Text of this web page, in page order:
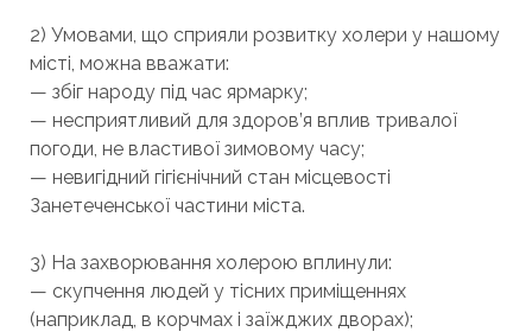
2) Умовами, що сприяли розвитку холери у нашому
місті, можна вважати:
— збіг народу під час ярмарку;
— несприятливий для здоров’я вплив тривалої
погоди, не властивої зимовому часу;
— невигідний гігієнічний стан місцевості
Занетеченської частини міста.
3) На захворювання холерою вплинули:
— скупчення людей у ​​тісних приміщеннях
(наприклад, в корчмах і заїжджих дворах);